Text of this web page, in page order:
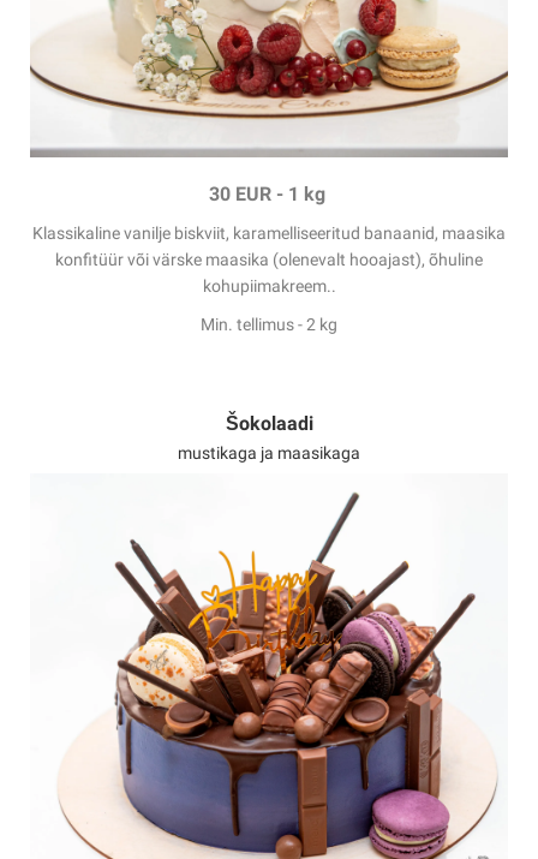
30 EUR - 1 kg
Klassikaline vanilje biskviit, karamelliseeritud banaanid, maasika
konfitüür või värske maasika (olenevalt hooajast), õhuline
kohupiimakreem..
Min. tellimus - 2 kg
Šokolaadi
mustikaga ja maasikaga